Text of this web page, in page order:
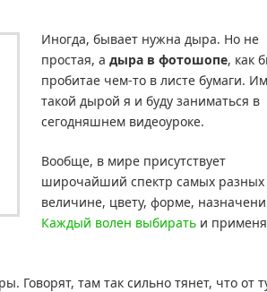
Иногда, бывает нужна дыра. Но не
простая, а дыра в фотошопе, как
пробитае чем-то в листе бумаги.
такой дырой я и буду заниматься в
сегодняшнем видеоуроке.
Вообще, в мире присутствует
широчайший спектр самых разных
величине, цвету, форме,
Каждый волен выбиратьи
Говорят, там так сильно тянет, что от